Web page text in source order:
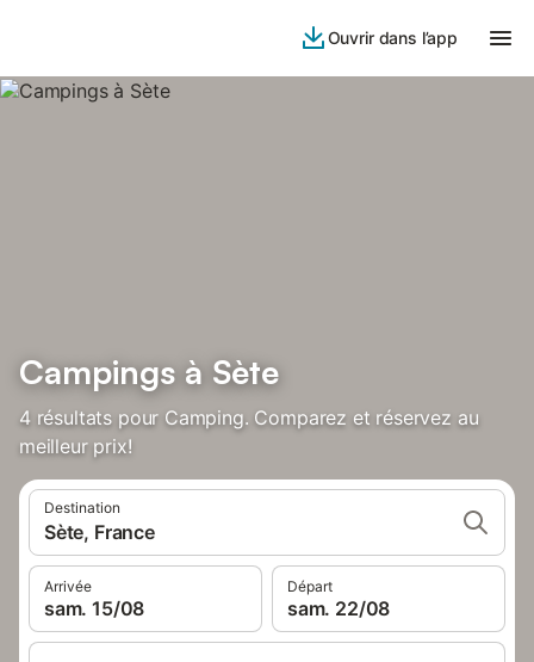
Ouvrir dans l’app
Campings à Sète
4 résultats pour Camping. Comparez et réservez au
meilleur prix!
Destination
Sète, France
Arrivée
sam. 15/08
Départ
sam. 22/08